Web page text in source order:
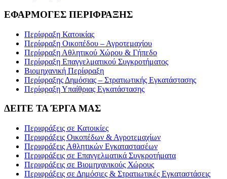
ΕΦΑΡΜΟΓΕΣ ΠΕΡΙΦΡΑΞΗΣ
Περίφραξη Κατοικίας
Περίφραξη Οικοπέδου – Αγροτεμαχίου
Περίφραξη Αθλητικού Χώρου & Γήπεδο
Περίφραξη Επαγγελματικού Συγκροτήματος
Βιομηχανική Περίφραξη
Περίφραξης Δημόσιας – Στρατιωτικής Εγκατάστασης
Περίφραξη Υπαίθριας Εγκατάστασης
ΔΕΙΤΕ ΤΑ ΈΡΓΑ ΜΑΣ
Περιφράξεις σε Κατοικίες
Περιφράξεις Οικοπέδων & Αγροτεμαχίων
Περιφράξεις Αθλητικών Εγκαταστασέων
Περιφράξεις σε Επαγγελματικά Συγκροτήματα
Περιφράξεις σε Βιομηχανικούς Χώρους
Περιφράξεις σε Δημόσιες & Στρατιωτικές Εγκαταστάσεις